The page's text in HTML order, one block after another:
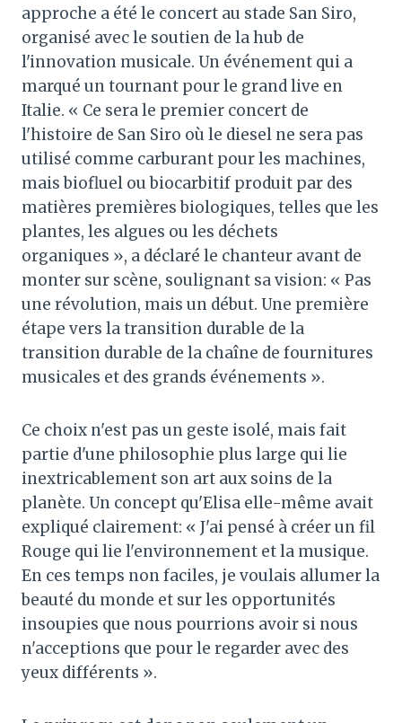
approche a été le concert au stade San Siro,
organisé avec le soutien de la hub de
l'innovation musicale. Un événement qui a
marqué un tournant pour le grand live en
Italie. « Ce sera le premier concert de
l'histoire de San Siro où le diesel ne sera pas
utilisé comme carburant pour les machines,
mais biofluel ou biocarbitif produit par des
matières premières biologiques, telles que les
plantes, les algues ou les déchets
organiques », a déclaré le chanteur avant de
monter sur scène, soulignant sa vision: « Pas
une révolution, mais un début. Une première
étape vers la transition durable de la
transition durable de la chaîne de fournitures
musicales et des grands événements ».
Ce choix n'est pas un geste isolé, mais fait
partie d'une philosophie plus large qui lie
inextricablement son art aux soins de la
planète. Un concept qu'Elisa elle-même avait
expliqué clairement: « J'ai pensé à créer un fil
Rouge qui lie l'environnement et la musique.
En ces temps non faciles, je voulais allumer la
beauté du monde et sur les opportunités
insoupies que nous pourrions avoir si nous
n'acceptions que pour le regarder avec des
yeux différents ».